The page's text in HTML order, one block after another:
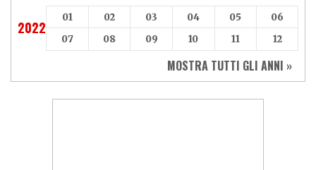
2022
01 02 03 04 05
06
07
08 09 10 11 12
MOSTRA TUTTI GLI ANNI »